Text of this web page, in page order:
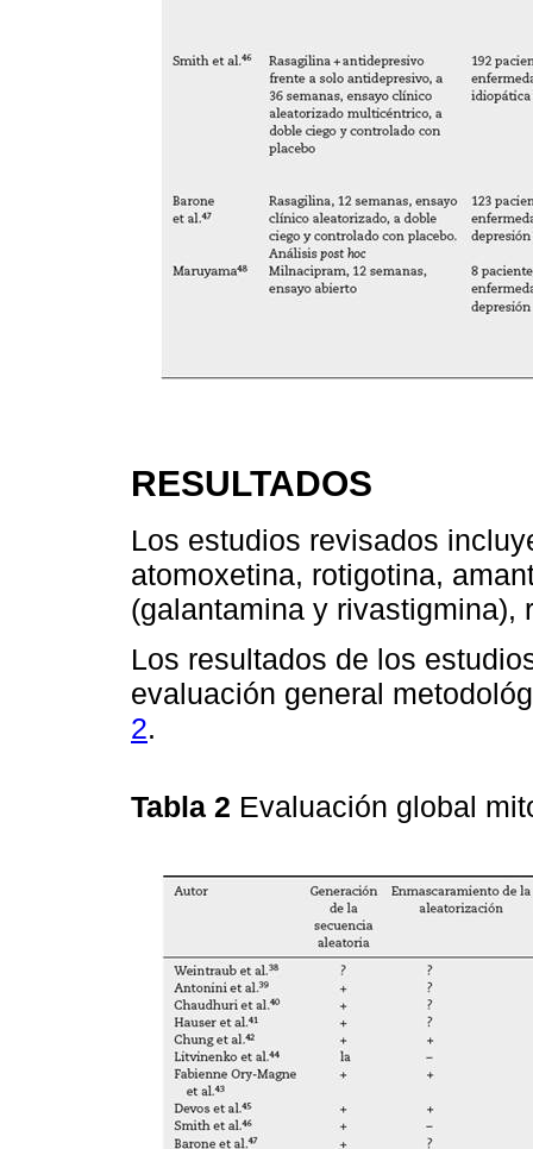
RESULTADOS
Los estudios revisados
atomoxetina, rotigotina,
(galantamina y rivastigmina),
Los resultados de los
evaluación general
2.
Tabla 2 Evaluación global